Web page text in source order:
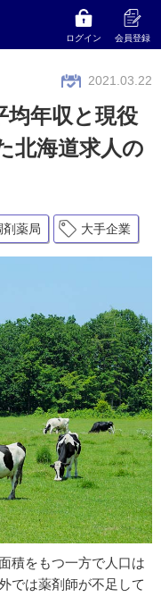
ログイン 会員登録
タントに聞いた北海道求人の
2021.03.22
均年収と現役
北海道求人の
剤薬局 大手企業
積をもつ一方で人口は
では薬剤師が不足して